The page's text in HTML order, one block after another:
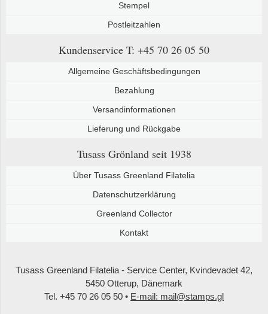
Stempel
Postleitzahlen
Kundenservice T: +45 70 26 05 50
Allgemeine Geschäftsbedingungen
Bezahlung
Versandinformationen
Lieferung und Rückgabe
Tusass Grönland seit 1938
Über Tusass Greenland Filatelia
Datenschutzerklärung
Greenland Collector
Kontakt
Tusass Greenland Filatelia - Service Center, Kvindevadet 42,
5450 Otterup, Dänemark
Tel. +45 70 26 05 50 • E-mail: mail@stamps.gl